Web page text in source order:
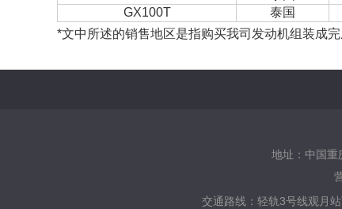
GX100T
泰国
*文中所述的销售地区是指购买我司发动机组装成
地址：中国
交通路线： 轻轨3号线观月